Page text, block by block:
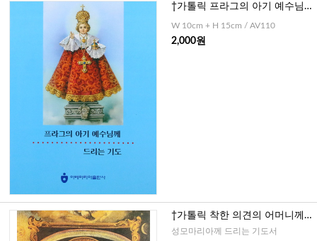
†가톨릭 프라그의 아기 예수님께
W 10cm + H 15cm / AV110
2,000원
†가톨릭 착한 의견의 어머니께
드리는 9일 기도
성모마리아께 드리는 기도서